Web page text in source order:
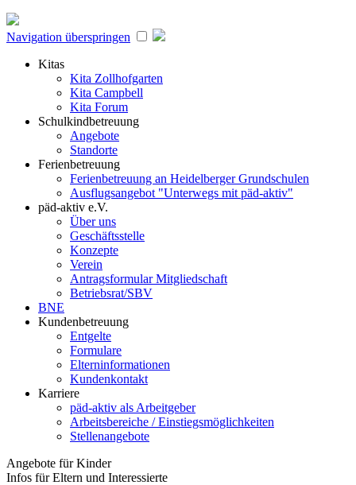
Navigation überspringen
Kitas
Kita Zollhofgarten
Kita Campbell
Kita Forum
Schulkindbetreuung
Angebote
Standorte
Ferienbetreuung
Ferienbetreuung an Heidelberger Grundschulen
Ausflugsangebot "Unterwegs mit päd-aktiv"
päd-aktiv e.V.
Über uns
Geschäftsstelle
Konzepte
Verein
Antragsformular Mitgliedschaft
Betriebsrat/SBV
BNE
Kundenbetreuung
Entgelte
Formulare
Elterninformationen
Kundenkontakt
Karriere
päd-aktiv als Arbeitgeber
Arbeitsbereiche / Einstiegsmöglichkeiten
Stellenangebote
Angebote für Kinder
Infos für Eltern und Interessierte